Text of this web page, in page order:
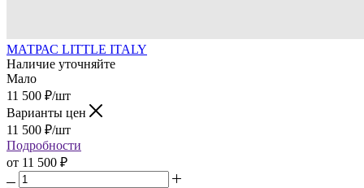
МАТРАС LITTLE ITALY
Наличие уточняйте
Мало
11 500 ₽/шт
Варианты цен
11 500 ₽/шт
Подробности
от 11 500 ₽